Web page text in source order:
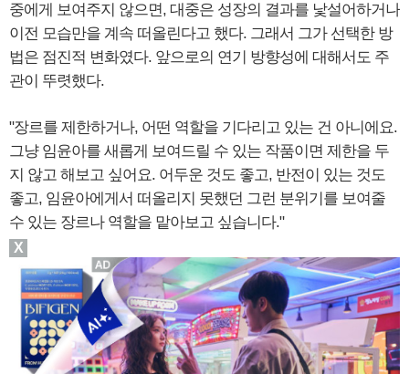
중에게 보여주지 않으면, 대중은 성장의 결과를 낯설어하거나
이전 모습만을 계속 떠올린다고 했다. 그래서 그가 선택한 방
법은 점진적 변화였다. 앞으로의 연기 방향성에 대해서도 주
관이 뚜렷했다.
"장르를 제한하거나, 어떤 역할을 기다리고 있는 건 아니에요.
그냥 임윤아를 새롭게 보여드릴 수 있는 작품이면 제한을 두
지 않고 해보고 싶어요. 어두운 것도 좋고, 반전이 있는 것도
좋고, 임윤아에게서 떠올리지 못했던 그런 분위기를 보여줄
수 있는 장르나 역할을 맡아보고 싶습니다."
X